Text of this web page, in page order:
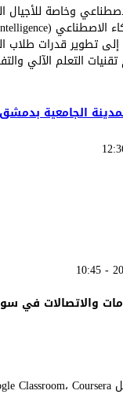
وخاصة للأجيال
تطوير قدرات طلاب
التعلم الآلي
الجامعية بدمشق
والاتصالات في